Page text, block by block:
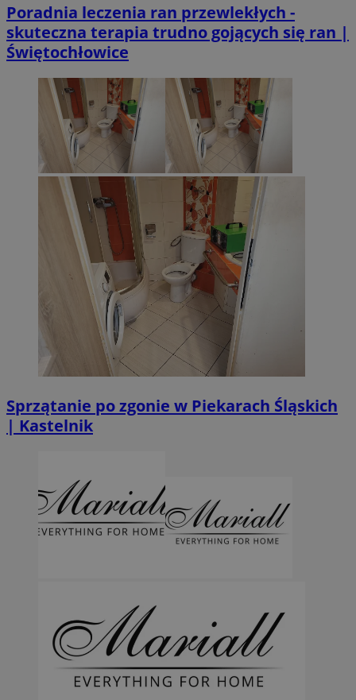
Poradnia leczenia ran przewlekłych -
skuteczna terapia trudno gojących się ran |
Świętochłowice
Sprzątanie po zgonie w Piekarach Śląskich
| Kastelnik